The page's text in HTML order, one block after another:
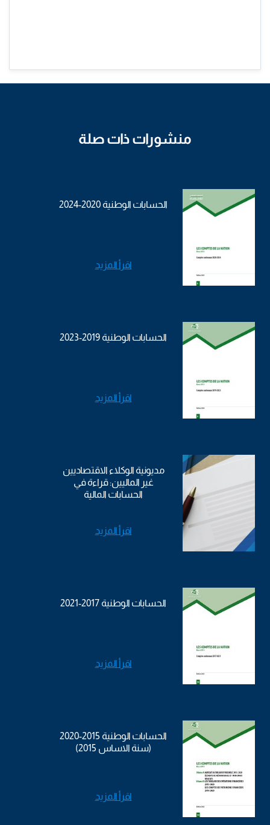
منشورات ذات صلة
الحسابات الوطنية 2020-2024
اقرأ المزيد
الحسابات الوطنية 2019-2023
اقرأ المزيد
مديونية الوكلاء الاقتصاديين
غير الماليين: قراءة في
الحسابات المالية
اقرأ المزيد
الحسابات الوطنية 2017-2021
اقرأ المزيد
الحسابات الوطنية 2015-2020
(سنة الاساس 2015)
اقرأ المزيد